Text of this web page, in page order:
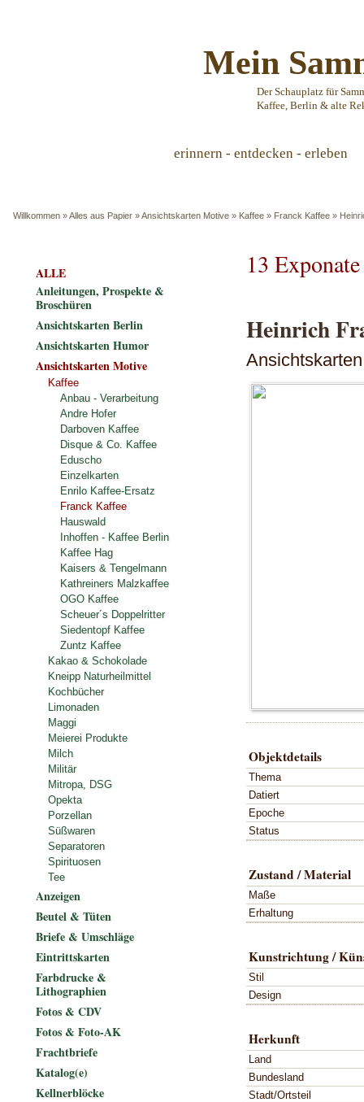
Mein
Der Schauplatz für
Kaffee, Berlin & alte
erinnern - entdecken - erleben
Willkommen »Alles aus Papier »Ansichtskarten Motive » Kaffee » Franck Kaffee »
13
Heinrich
Objektdetails
Thema
Datiert
Epoche
Status
Zustand / Material
Maße
Erhaltung
Kunstrichtung /
Stil
Design
Herkunft
Land
Bundesland
Stadt/Ortsteil
ALLE
Anleitungen, Prospekte &
Broschüren
Ansichtskarten Berlin
Ansichtskarten Humor
Ansichtskarten Motive
Kaffee
Anbau - Verarbeitung
Andre Hofer
Darboven Kaffee
Disque & Co. Kaffee
Eduscho
Einzelkarten
Enrilo Kaffee-Ersatz
Franck Kaffee
Hauswald
Inhoffen - Kaffee Berlin
Kaffee Hag
Kaisers & Tengelmann
Kathreiners Malzkaffee
OGO Kaffee
Scheuer´s Doppelritter
Siedentopf Kaffee
Zuntz Kaffee
Kakao & Schokolade
Kneipp Naturheilmittel
Kochbücher
Limonaden
Maggi
Meierei Produkte
Milch
Militär
Mitropa, DSG
Opekta
Porzellan
Süßwaren
Separatoren
Spirituosen
Tee
Anzeigen
Beutel & Tüten
Briefe & Umschläge
Eintrittskarten
Farbdrucke &
Lithographien
Fotos & CDV
Fotos & Foto-AK
Frachtbriefe
Katalog(e)
Kellnerblöcke